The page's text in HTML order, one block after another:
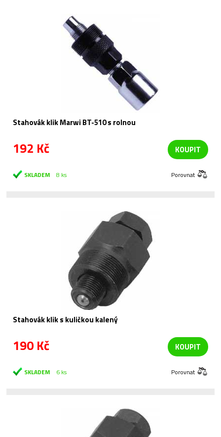
Stahovák klik Marwi BT-510 s rolnou
192 Kč KOUPIT
SKLADEM 8 ks Porovnat
Stahovák klik s kuličkou kalený
190 Kč KOUPIT
SKLADEM 6 ks Porovnat